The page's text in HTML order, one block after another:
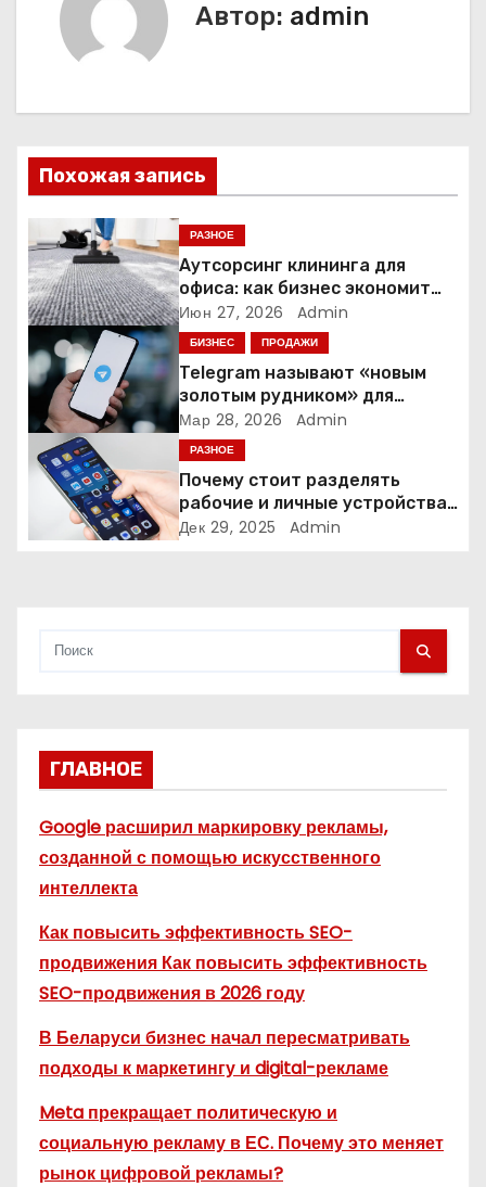
ц
и
я
п
о
з
а
п
и
Автор: admin
Похожая запись
РАЗНОЕ
Аутсорсинг клининга для
офиса: как бизнес экономит
время и деньги на уборке
Июн 27, 2026 Admin
БИЗНЕС ПРОДАЖИ
Telegram называют «новым
золотым рудником» для
креаторов: как блогеры
создают онлайн-бизнес
Мар 28, 2026 Admin
РАЗНОЕ
Почему стоит разделять
рабочие и личные устройства
— и чем опасно всё смешивать
Дек 29, 2025 Admin
ГЛАВНОЕ
Google расширил маркировку рекламы,
созданной с помощью искусственного
интеллекта
Как повысить эффективность SEO-
продвижения Как повысить эффективность
SEO-продвижения в 2026 году
В Беларуси бизнес начал пересматривать
подходы к маркетингу и digital-рекламе
Meta прекращает политическую и
социальную рекламу в ЕС. Почему это меняет
рынок цифровой рекламы?